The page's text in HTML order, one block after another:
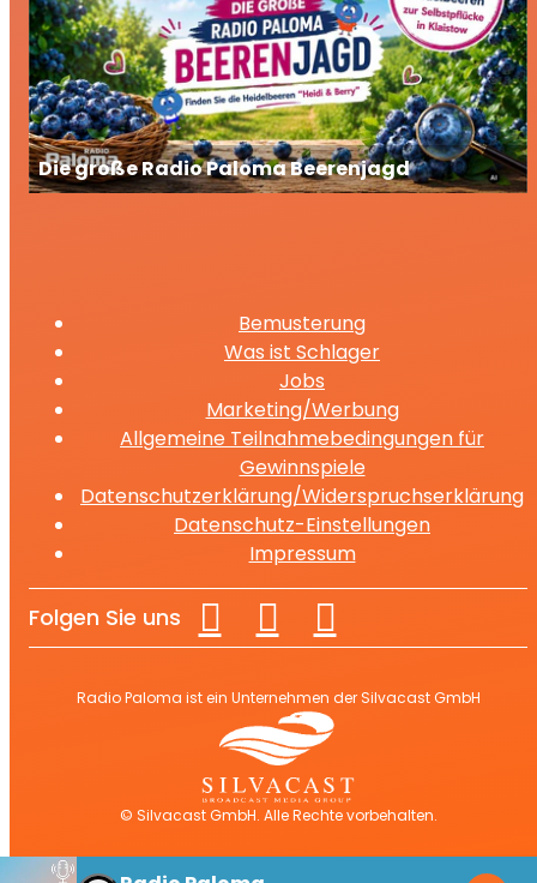
Die große Radio Paloma Beerenjagd
Bemusterung
Was ist Schlager
Jobs
Marketing/Werbung
Allgemeine Teilnahmebedingungen für
Gewinnspiele
Datenschutzerklärung/Widerspruchserklärung
Datenschutz-Einstellungen
Impressum
Folgen Sie uns
Radio Paloma ist ein Unternehmen der Silvacast GmbH
© Silvacast GmbH. Alle Rechte vorbehalten.